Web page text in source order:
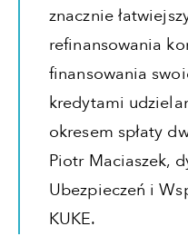
znacznie
refinansowania
finansowania
kredytami
okresem spłaty
Piotr Maciaszek,
Ubezpieczeń i
KUKE.